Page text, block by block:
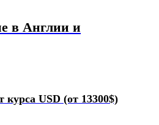
в Англии и
курса USD (от 13300$)